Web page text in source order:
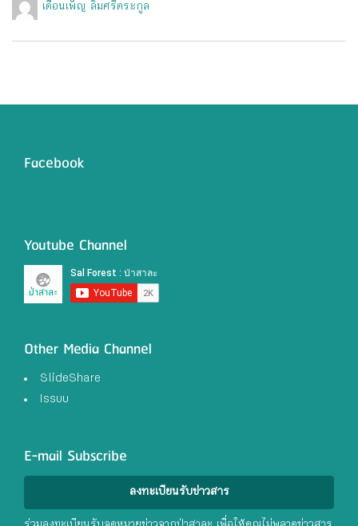
เดือนเพ็ญ ลิ้มศรีตระกูล
Facebook
Youtube Channel
Other Media Channel
SlideShare
Issuu
E-mail Subscribe
ลงทะเบียนรับข่าวสาร